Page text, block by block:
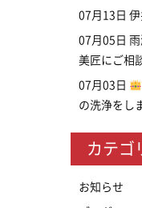
07月13日
07月05日
美匠にご相
07月03日
の洗浄をし
カテゴ
お知らせ